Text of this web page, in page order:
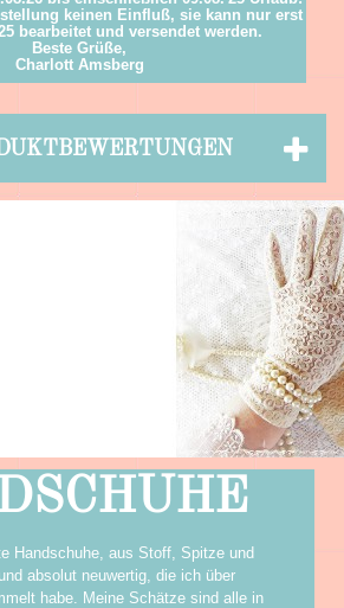
keinen Einfluß, sie kann nur erst
bearbeitet und versendet werden.
Beste Grüße,
Charlott Amsberg
Handschuhe, aus Stoff, Spitze und
absolut neuwertig, die ich über
habe. Meine Schätze sind alle in